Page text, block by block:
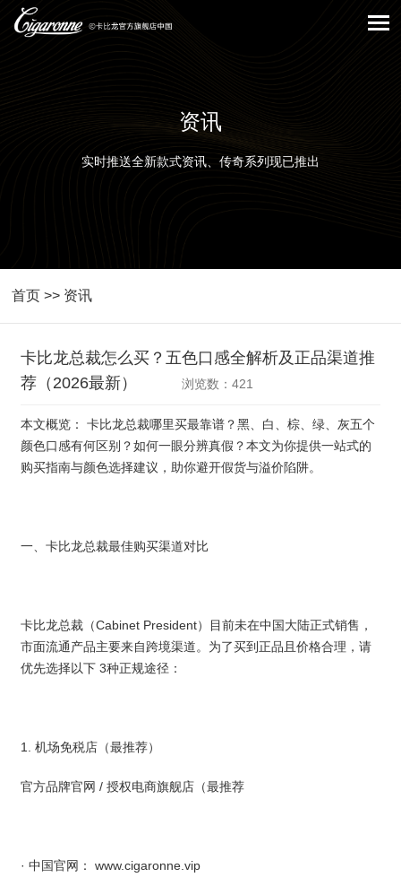
资讯
实时推送全新款式资讯、传奇系列现已推出
首页 >> 资讯
卡比龙总裁怎么买？五色口感全解析及正品渠道推
荐（2026最新）
浏览数：421
本文概览： 卡比龙总裁哪里买最靠谱？黑、白、棕、绿、灰五个
颜色口感有何区别？如何一眼分辨真假？本文为你提供一站式的
购买指南与颜色选择建议，助你避开假货与溢价陷阱。
一、卡比龙总裁最佳购买渠道对比
卡比龙总裁（Cabinet President）目前未在中国大陆正式销售，
市面流通产品主要来自跨境渠道。为了买到正品且价格合理，请
优先选择以下 3种正规途径：
1. 机场免税店（最推荐）
官方品牌官网 / 授权电商旗舰店（最推荐
· 中国官网： www.cigaronne.vip